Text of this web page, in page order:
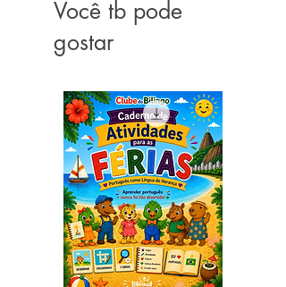
Você tb pode
gostar